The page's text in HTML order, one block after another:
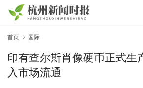
首页 国际
印有查尔斯肖像硬币正式生
入市场流通